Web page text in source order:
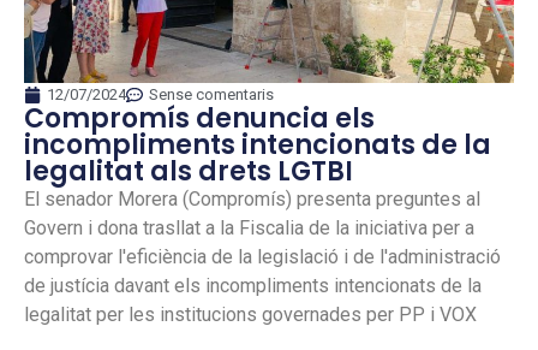
12/07/2024 Sense comentaris
Compromís denuncia els
incompliments intencionats de la
legalitat als drets LGTBI
El senador Morera (Compromís) presenta preguntes al
Govern i dona trasllat a la Fiscalia de la iniciativa per a
comprovar l'eficiència de la legislació i de l'administració
de justícia davant els incompliments intencionats de la
legalitat per les institucions governades per PP i VOX